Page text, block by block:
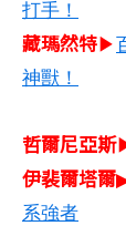
打手！
藏瑪然特▶
神獸！
哲爾尼亞斯​
伊裴爾塔爾
系強者